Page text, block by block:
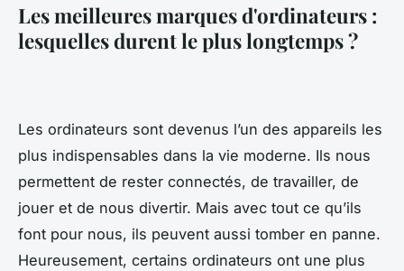
Les meilleures marques d'ordinateurs :
lesquelles durent le plus longtemps ?
Les ordinateurs sont devenus l’un des appareils les
plus indispensables dans la vie moderne. Ils nous
permettent de rester connectés, de travailler, de
jouer et de nous divertir. Mais avec tout ce qu’ils
font pour nous, ils peuvent aussi tomber en panne.
Heureusement, certains ordinateurs ont une plus